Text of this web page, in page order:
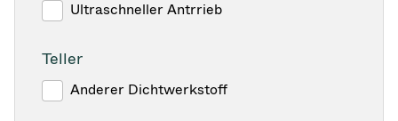
Ultraschneller Antrrieb
Teller
Anderer Dichtwerkstoff